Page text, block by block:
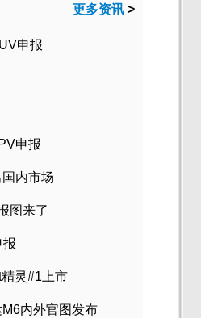
更多资讯 >
申报
申报
内市场
图来了
报
灵#1上市
内外官图发布